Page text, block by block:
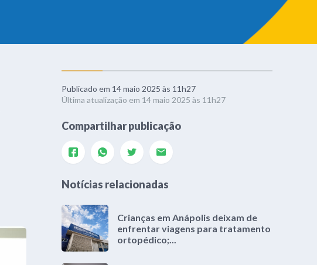
Publicado em 14 maio 2025 às 11h27
Última atualização em 14 maio 2025 às 11h27
Compartilhar publicação
Notícias relacionadas
Crianças em Anápolis deixam de
enfrentar viagens para tratamento
ortopédico;...